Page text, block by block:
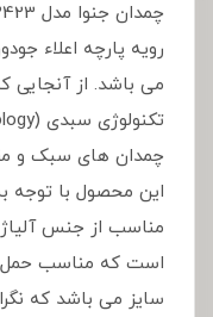
رویه پارچه اعلاء
می باشد. از آنجایی
چمدان های سبک و
این محصول با توجه
مناسب از جنس
است که مناسب حمل
سایز می باشد که